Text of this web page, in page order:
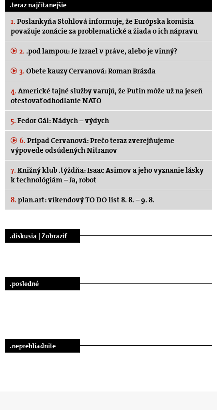
.teraz najčítanejšie
1. Poslankyňa Stohlová informuje, že Európska komisia
považuje zonácie za problematické a žiada o ich nápravu
2. .pod lampou: Je Izrael v práve, alebo je vinný?
3. Obete kauzy Cervanová: Roman Brázda
4. Americké tajné služby varujú, že Putin môže už na jeseň
otestovať odhodlanie NATO
5. Fedor Gál: Nádych – výdych
6. Prípad Cervanová: Prečo teraz zverejňujeme
výpovede odsúdených Nitranov
7. Knižný klub .týždňa: Isaac Asimov a jeho vyznanie lásky
k technológiám – Ja, robot
8. plan.art: víkendový TO DO list 8. 8. – 9. 8.
.diskusia | Zobraziť
.posledné
.neprehliadnite